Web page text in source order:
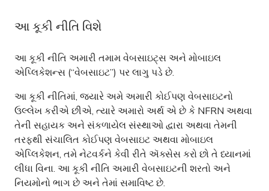
આ કૂકી નીતિ વિશે
આ કૂકી નીતિ અમારી તમામ વેબસાઇટ્સ અને મોબાઇલ
એપ્લિકેશન્સ (“વેબસાઇટ”) પર લાગુ પડે છે.
આ કૂકી નીતિમાં, જ્યારે અમે અમારી કોઈપણ વેબસાઇટનો
ઉલ્લેખ કરીએ છીએ, ત્યારે અમારો અર્થ એ છે કે NFRN અથવા
તેની સહાયક અને સંકળાયેલ સંસ્થાઓ દ્વારા અથવા તેમની
તરફથી સંચાલિત કોઈપણ વેબસાઇટ અથવા મોબાઇલ
એપ્લિકેશન, તમે નેટવર્કને કેવી રીતે ઍક્સેસ કરો છો તે ધ્યાનમાં
લીધા વિના. આ કૂકી નીતિ અમારી વેબસાઇટની શરતો અને
નિયમોનો ભાગ છે અને તેમાં સમાવિષ્ટ છે.